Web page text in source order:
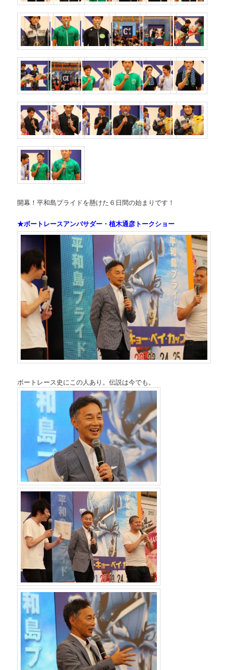
開幕！平和島プライドを懸けた６日間の始まりです！
★ボートレースアンバサダー・植木通彦トークショー
ボートレース史にこの人あり。伝説は今でも。